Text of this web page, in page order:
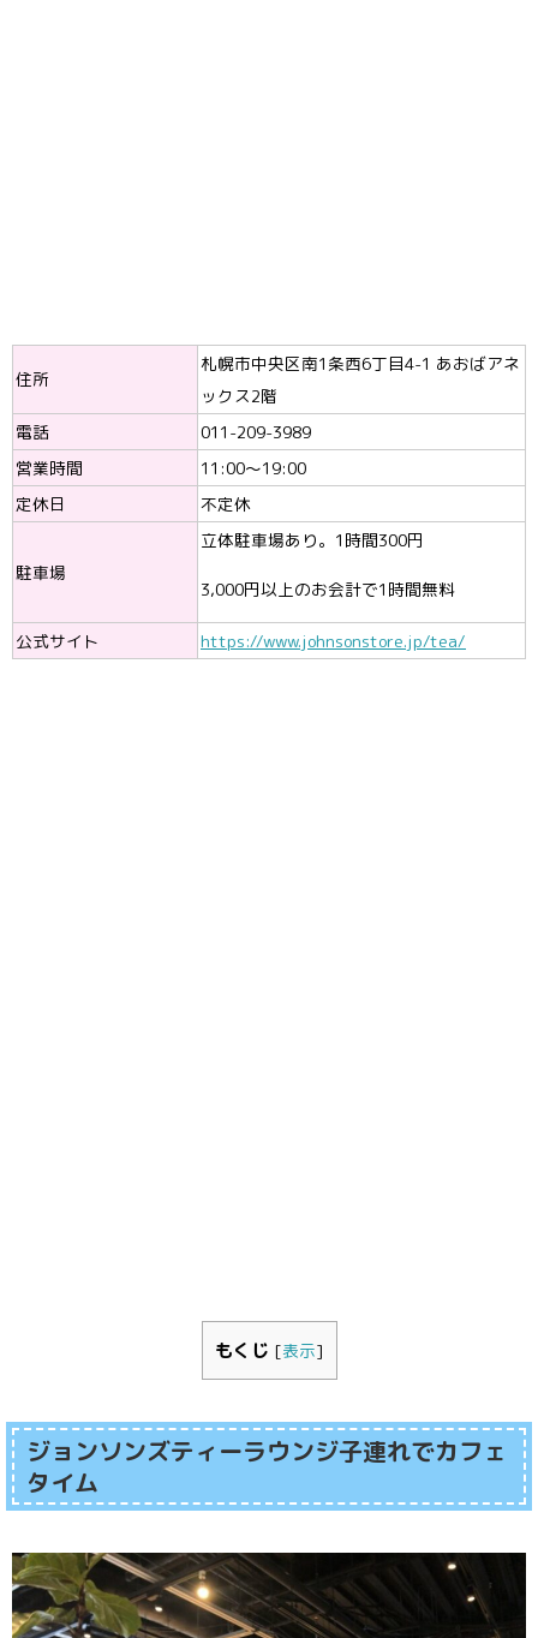
住所
札幌市中央区南1条西6丁目4-1 あおばアネ
ックス2階
電話
011-209-3989
営業時間
11:00〜19:00
定休日
不定休
駐車場
立体駐車場あり。1時間300円
3,000円以上のお会計で1時間無料
公式サイト https://www.johnsonstore.jp/tea/
もくじ [表示]
ジョンソンズティーラウンジ子連れでカフェ
タイム